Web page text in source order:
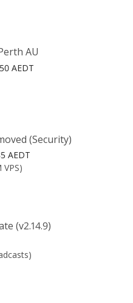
AU
AEDT
(Security)
AEDT
VPS)
(v2.14.9)